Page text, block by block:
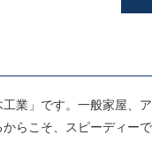
業」です。一般家屋、
らこそ、スピーディー